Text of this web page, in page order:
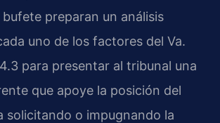
preparan un análisis
uno de los factores del Va.
para presentar al tribunal una
que apoye la posición del
solicitando o impugnando la